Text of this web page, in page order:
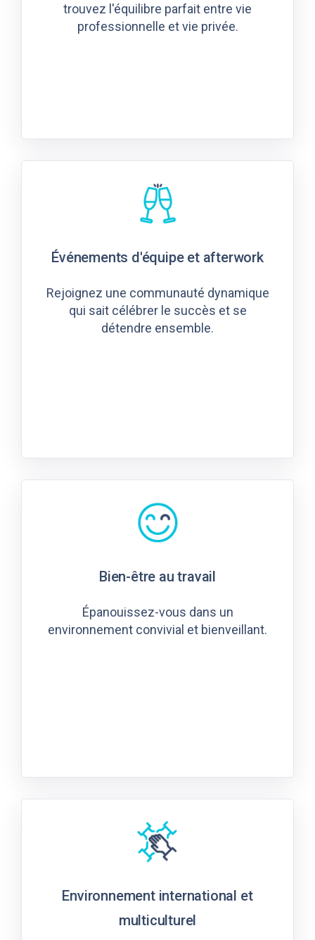
trouvez l'équilibre parfait entre vie
professionnelle et vie privée.
Événements d'équipe et afterwork
Rejoignez une communauté dynamique
qui sait célébrer le succès et se
détendre ensemble.
Bien-être au travail
Épanouissez-vous dans un
environnement convivial et bienveillant.
Environnement international et
multiculturel